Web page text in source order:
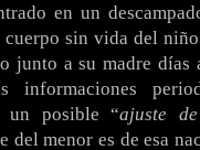
en un
cuerpo sin vida del
junto a su madre
informaciones
un posible “ajuste
del menor es de esa